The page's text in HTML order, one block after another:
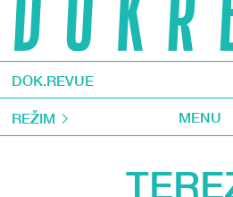
DOK.REVUE
REŽIM MENU